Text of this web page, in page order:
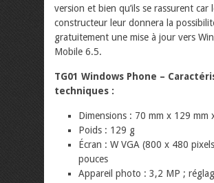
version et bien qu’ils se rassurent car
constructeur leur donnera la
gratuitement une mise à jour vers
Mobile 6.5.
TG01 Windows Phone –
techniques :
Dimensions : 70 mm x 129 mm
Poids : 129 g
Écran : W VGA (800 x 480
pouces
Appareil photo : 3,2 MP ;